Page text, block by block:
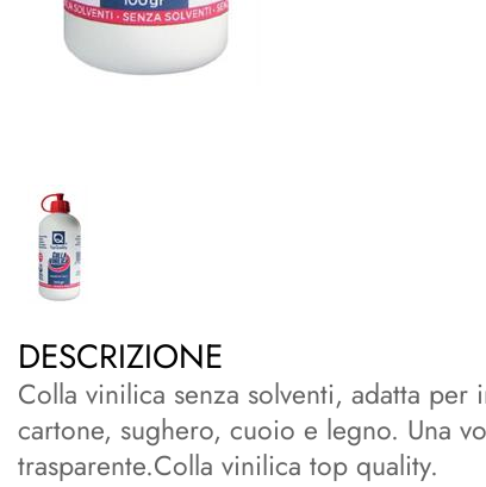
DESCRIZIONE
Colla vinilica senza solventi, adatta per
cartone, sughero, cuoio e legno. Una
trasparente.Colla vinilica top quality.